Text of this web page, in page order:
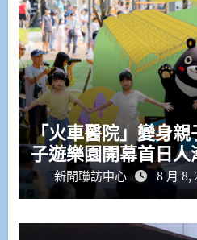
「火車醫院」變身
子遊樂園開幕首日人
新聞聯訪中心 8 月 8,